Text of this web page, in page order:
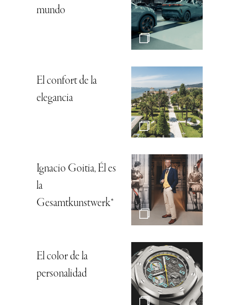
mundo
El confort de la
elegancia
Ignacio Goitia, Él es
la
Gesamtkunstwerk*
El color de la
personalidad